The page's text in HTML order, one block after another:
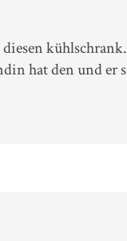
hat den und er